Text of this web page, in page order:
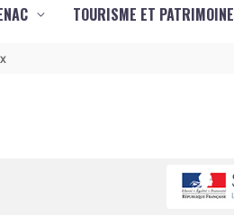
TOURISME ET PATRIMOINE